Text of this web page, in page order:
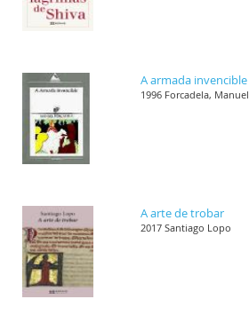
A armada invencible
1996 Forcadela, Manuel
A arte de trobar
2017 Santiago Lopo